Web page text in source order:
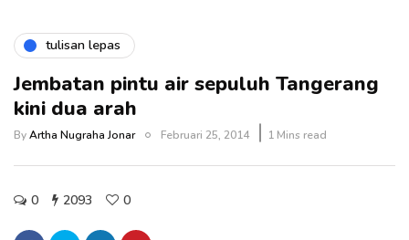
tulisan lepas
Jembatan pintu air sepuluh Tangerang
kini dua arah
ByArtha Nugraha Jonar Februari 25, 2014 1 Mins read
0 2093 0